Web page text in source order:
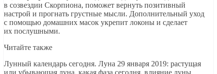
в созвездии Скорпиона, поможет вернуть позитивный
настрой и прогнать грустные мысли. Дополнительный уход
с помощью домашних масок укрепит локоны и сделает
их послушными.
Читайте также
Лунный календарь сегодня. Луна 29 января 2019: растущая
или убывающая луна, какая фаза сегодня, влияние луны